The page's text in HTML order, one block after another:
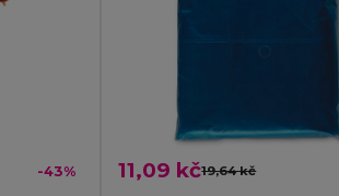
-43% 11,09 kč19,64 kč